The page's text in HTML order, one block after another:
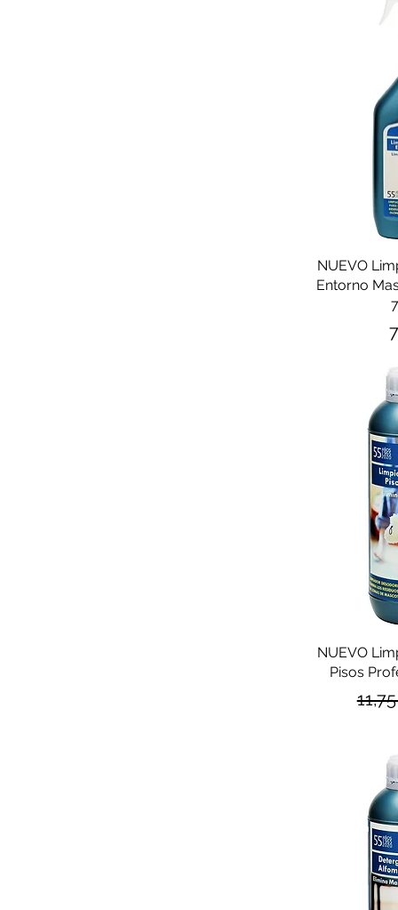
NUEVO
Entorno
NUEVO
Pisos